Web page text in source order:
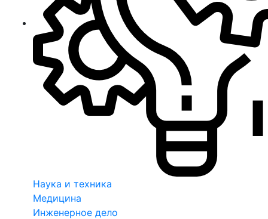
Наука и техника
Медицина
Инженерное дело